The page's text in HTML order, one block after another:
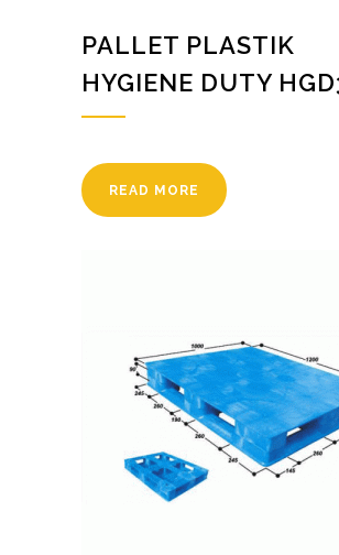
PALLET PLASTIK
HYGIENE DUTY
READ MORE